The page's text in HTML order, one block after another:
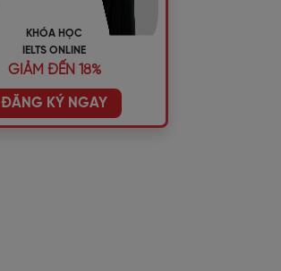
KHÓA HỌC
IELTS ONLINE
GIẢM ĐẾN 18%
ĐĂNG KÝ NGAY